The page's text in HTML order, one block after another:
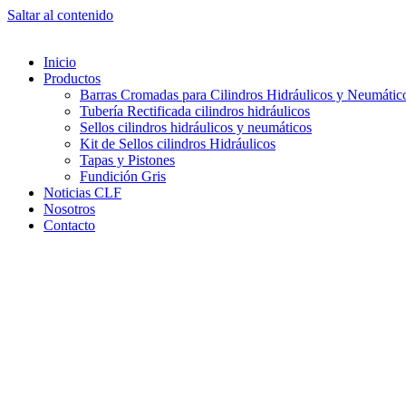
Saltar al contenido
Inicio
Productos
Barras Cromadas para Cilindros Hidráulicos y
Tubería Rectificada cilindros hidráulicos
Sellos cilindros hidráulicos y neumáticos
Kit de Sellos cilindros Hidráulicos
Tapas y Pistones
Fundición Gris
Noticias CLF
Nosotros
Contacto